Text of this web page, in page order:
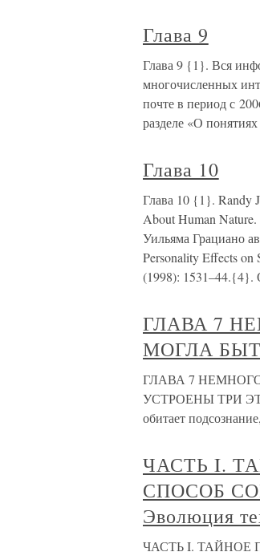
Глава 9
Глава 9 {1}. Вся
многочисленных
почте в период с
разделе «О понятиях
Глава 10
Глава 10 {1}. Randy
About Human
Уильяма Грациано
Personality Effects on
(1998): 1531–44.{4}.
ГЛАВА 7
МОГЛА
ГЛАВА 7
УСТРОЕНЫ ТРИ
обитает
ЧАСТЬ I.
СПОСОБ
Эволюция
ЧАСТЬ I.